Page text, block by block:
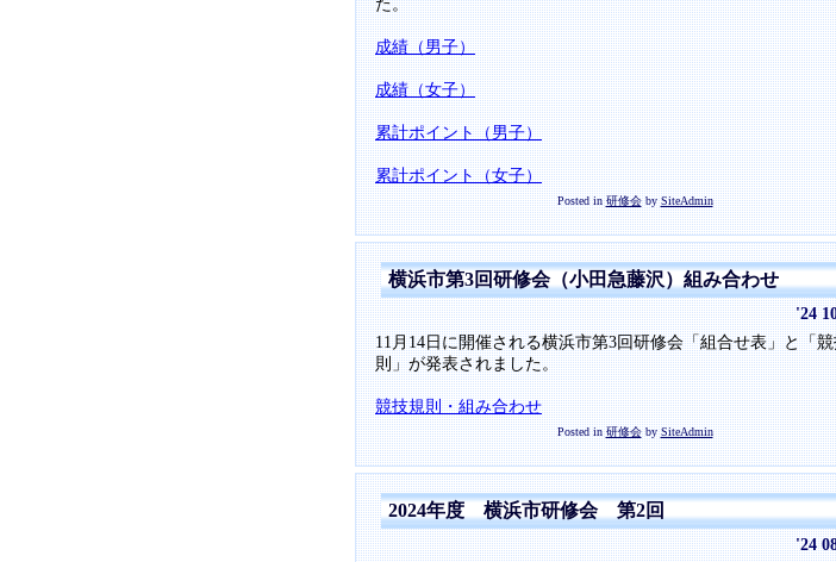
成績（男子）
成績（女子）
累計ポイント（男子）
累計ポイント（女子）
Posted in研修会bySiteAdmin
横浜市第3回研修会（小田急藤沢）組み合わせ
'24
11月14日に開催される横浜市第3回研修会「組合せ表」と「
則」が発表されました。
競技規則・組み合わせ
Posted in研修会bySiteAdmin
2024年度 横浜市研修会 第2回
'24